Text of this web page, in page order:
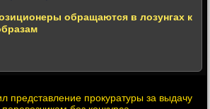
обращаются в лозунгах к
представление прокуратуры за выдачу